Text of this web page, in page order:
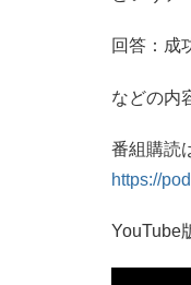
回答：成
などの内
番組購読
https://
YouTube